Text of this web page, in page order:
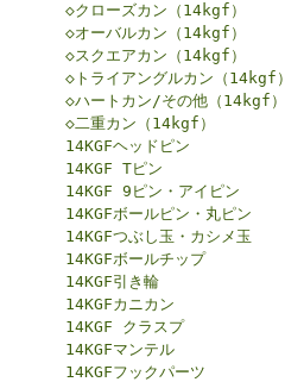
◇クローズカン（14kgf）
◇オーバルカン（14kgf）
◇スクエアカン（14kgf）
◇トライアングルカン（14kgf）
◇ハートカン/その他（14kgf）
◇二重カン（14kgf）
14KGFヘッドピン
14KGF Tピン
14KGF 9ピン・アイピン
14KGFボールピン・丸ピン
14KGFつぶし玉・カシメ玉
14KGFボールチップ
14KGF引き輪
14KGFカニカン
14KGF クラスプ
14KGFマンテル
14KGFフックパーツ